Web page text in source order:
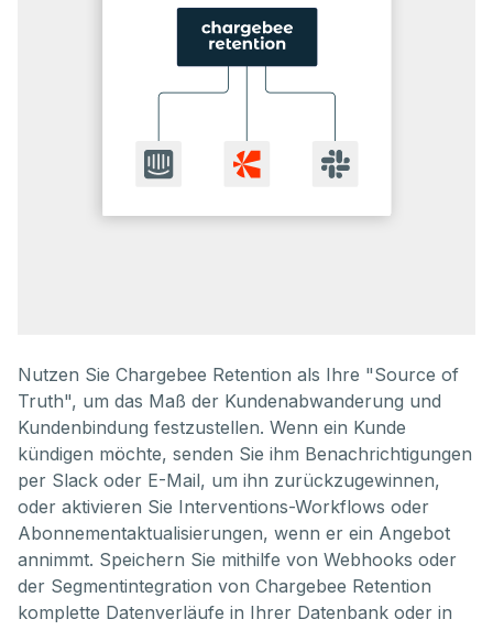
Nutzen Sie Chargebee Retention als Ihre "Source of
Truth", um das Maß der Kundenabwanderung und
Kundenbindung festzustellen. Wenn ein Kunde
kündigen möchte, senden Sie ihm Benachrichtigungen
per Slack oder E-Mail, um ihn zurückzugewinnen,
oder aktivieren Sie Interventions-Workflows oder
Abonnementaktualisierungen, wenn er ein Angebot
annimmt. Speichern Sie mithilfe von Webhooks oder
der Segmentintegration von Chargebee Retention
komplette Datenverläufe in Ihrer Datenbank oder in